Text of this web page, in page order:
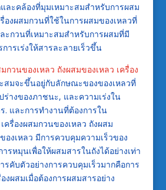
ะคล้องที่มุมเหมาะสมสำหรับการผสม
องผสมกวนที่ใช้ในการผสมของเหลวที่
กวนที่เหมาะสมสำหรับการผสมที่มี
ารเร่งให้สารละลายเร็วขึ้น
กวนของเหลว ถังผสมของเหลว เครื่อง
สมจะขึ้นอยู่กับลักษณะของของเหลวที่
างของภาชนะ, และความเร่งใน
. และการทำงานที่ต้องการใน
รื่องผสมกวนของเหลว ถังผสม
องเหลว มีการควบคุมความเร็วของ
รหมุนเพื่อให้ผสมสารในถังได้อย่างเท่า
รคับตัวอย่างการควบคุมเร็วมากคือการ
งผสมเมื่อต้องการผสมสารอย่าง